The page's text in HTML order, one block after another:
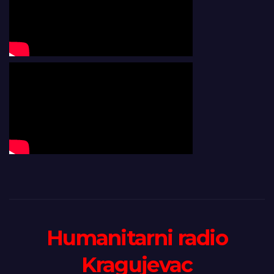
Humanitarni radio
Kragujevac